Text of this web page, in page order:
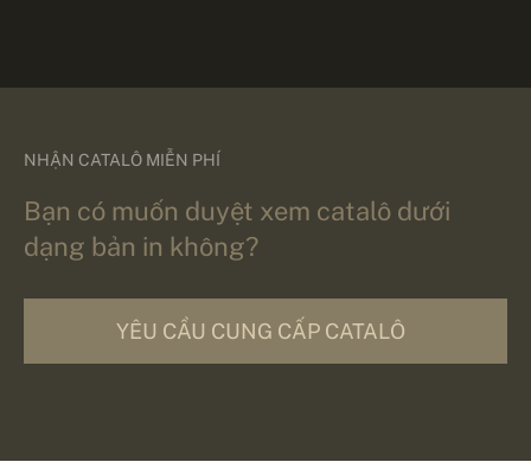
NHẬN CATALÔ MIỄN PHÍ
Bạn có muốn duyệt xem catalô dưới
dạng bản in không?
YÊU CẦU CUNG CẤP CATALÔ